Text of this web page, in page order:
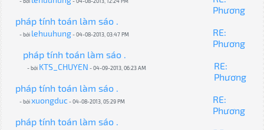
Phương
pháp tính toán làm sáo .
- bởi lehuuhung- 04-08-2013, 03:47 PM
RE:
Phương
pháp tính toán làm sáo .
- bởi KTS_CHUYEN - 04-09-2013, 06:23 AM
RE:
Phương
pháp tính toán làm sáo .
- bởixuongduc- 04-08-2013, 05:29 PM
RE:
Phương
pháp tính toán làm sáo .